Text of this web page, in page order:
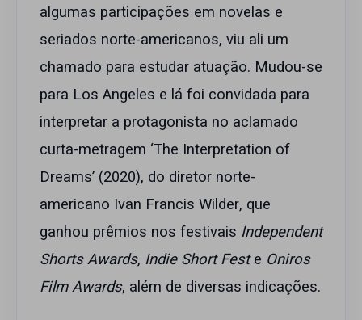
algumas participações em novelas e
seriados norte-americanos, viu ali um
chamado para estudar atuação. Mudou-se
para Los Angeles e lá foi convidada para
interpretar a protagonista no aclamado
curta-metragem ‘The Interpretation of
Dreams’ (2020), do diretor norte-
americano Ivan Francis Wilder, que
ganhou prêmios nos festivais Independent
Shorts Awards, Indie Short Feste Oniros
Film Awards, além de diversas indicações.